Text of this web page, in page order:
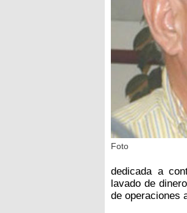
Foto
dedicada a
lavado de
de operaciones